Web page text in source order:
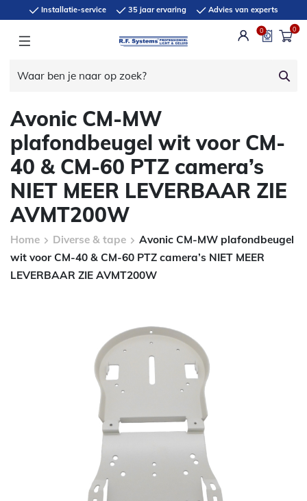
Installatie-service 35 jaar ervaring Advies van experts
0 0
Avonic CM-MW
plafondbeugel wit voor CM-
40 & CM-60 PTZ camera’s
NIET MEER LEVERBAAR ZIE
AVMT200W
Home Diverse & tape
Avonic CM-MW plafondbeugel
wit voor CM-40 & CM-60 PTZ camera’s NIET MEER
LEVERBAAR ZIE AVMT200W